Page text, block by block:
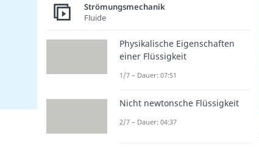
Strömungsmechanik
Fluide
Physikalische Eigenschaften
einer Flüssigkeit
1/7 – Dauer: 07:51
Nicht newtonsche Flüssigkeit
2/7 – Dauer: 04:37